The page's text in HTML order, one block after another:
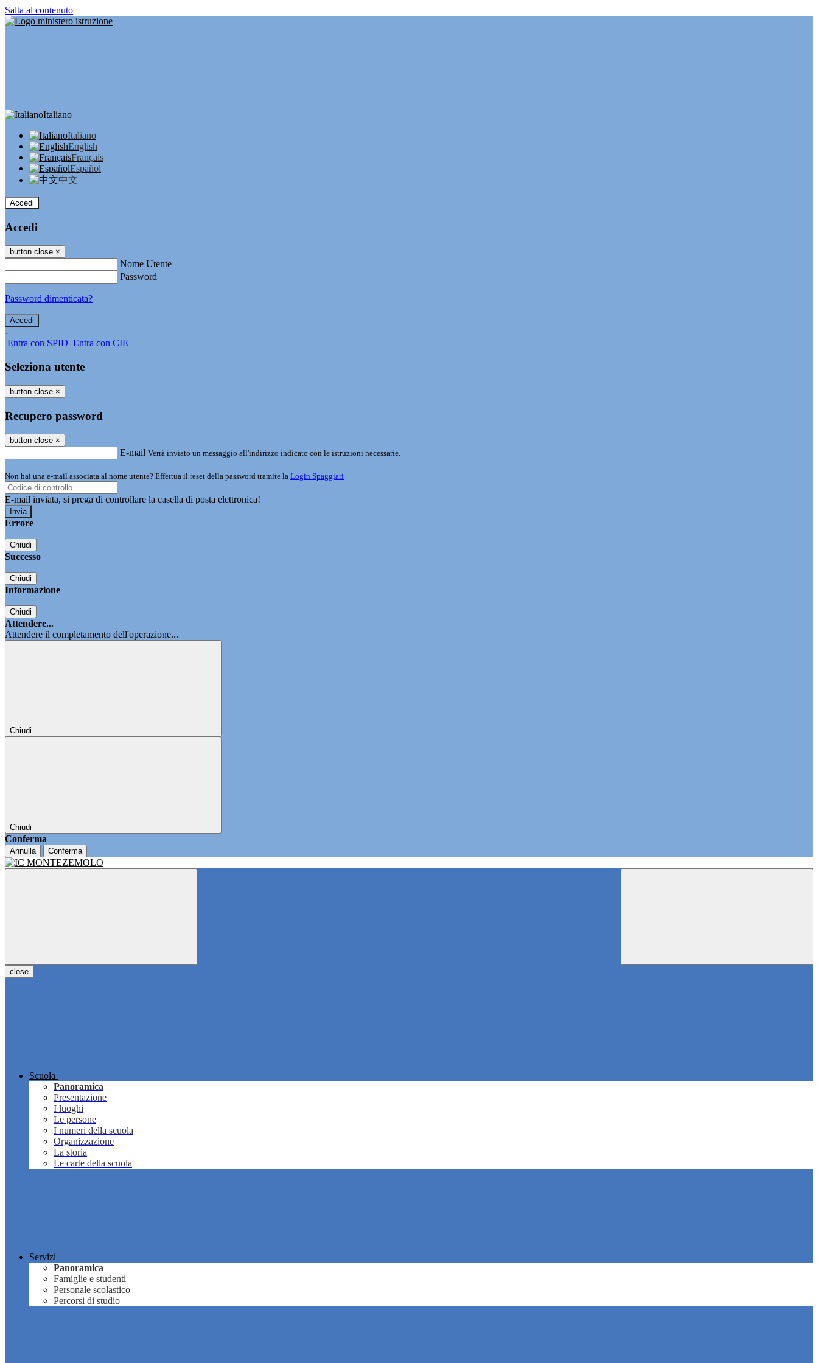
Salta al contenuto
Italiano
Italiano
English
Français
Español
中文
Accedi
Accedi
button close ×
Nome Utente
Password
Password dimenticata?
-
Entra con SPID Entra con CIE
Seleziona utente
button close ×
Recupero password
button close ×
E-mail Verrà inviato un messaggio all'indirizzo indicato con le istruzioni necessarie.
Non hai una e-mail associata al nome utente? Effettua il reset della password tramite la Login Spaggiari
E-mail inviata, si prega di controllare la casella di posta elettronica!
Errore
Chiudi
Successo
Chiudi
Informazione
Chiudi
Attendere...
Attendere il completamento dell'operazione...
Chiudi
Chiudi
Conferma
Annulla Conferma
close
Scuola
Panoramica
Presentazione
I luoghi
Le persone
I numeri della scuola
Organizzazione
La storia
Le carte della scuola
Servizi
Panoramica
Famiglie e studenti
Personale scolastico
Percorsi di studio